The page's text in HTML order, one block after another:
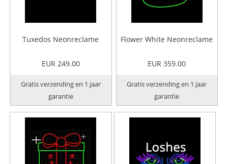
Tuxedos Neonreclame
EUR 249.00
Gratis verzending en 1 jaar
garantie
Flower White Neonreclame
EUR 359.00
Gratis verzending en 1 jaar
garantie